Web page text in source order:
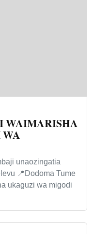
WAIMARISHA
unaozingatia
📍Dodoma Tume
ukaguzi wa migodi